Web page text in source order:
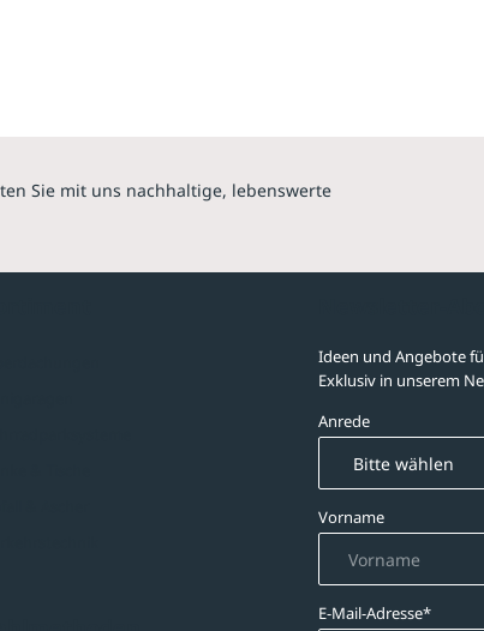
Sie mit uns nachhaltige, lebenswerte
Ideen und Angebote
Exklusiv in unserem
Anrede
Vorname
E-Mail-Adresse*